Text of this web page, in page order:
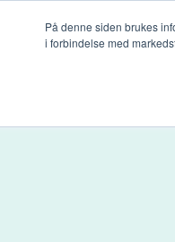
På denne siden brukes
i forbindelse med